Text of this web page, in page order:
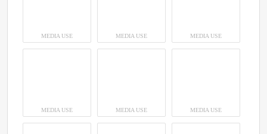
MEDIA USE MEDIA USE MEDIA USE
MEDIA USE MEDIA USE MEDIA USE